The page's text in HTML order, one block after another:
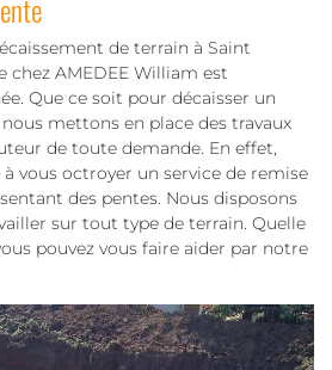
de terrain à Saint
chez AMEDEE William est
Que ce soit pour décaisser un
mettons en place des travaux
de toute demande. En effet,
vous octroyer un service de remise
des pentes. Nous disposons
sur tout type de terrain. Quelle
pouvez vous faire aider par notre